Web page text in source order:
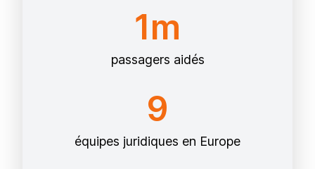
1m
passagers aidés
9
équipes juridiques en Europe